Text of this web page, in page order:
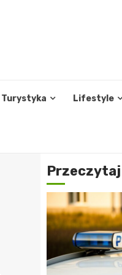
Turystyka Lifestyle
Przeczytaj